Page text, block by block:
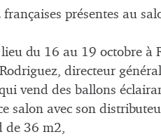
françaises présentes au
du 16 au 19 octobre à
directeur
vend des ballons
salon avec son
de 36 m2,